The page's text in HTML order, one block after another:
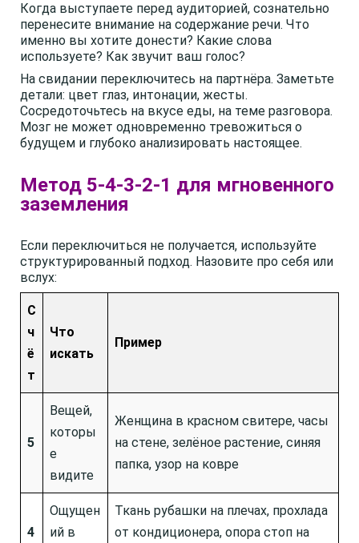
Когда выступаете перед аудиторией, сознательно
перенесите внимание на содержание речи. Что
именно вы хотите донести? Какие слова
используете? Как звучит ваш голос?
На свидании переключитесь на партнёра. Заметьте
детали: цвет глаз, интонации, жесты.
Сосредоточьтесь на вкусе еды, на теме разговора.
Мозг не может одновременно тревожиться о
будущем и глубоко анализировать настоящее.
Метод 5-4-3-2-1 для мгновенного
заземления
Если переключиться не получается, используйте
структурированный подход. Назовите про себя или
вслух:
С
ч
ё
т
Что
искать
Пример
5
Вещей,
которы
е
видите
Женщина в красном свитере, часы
на стене, зелёное растение, синяя
папка, узор на ковре
4
Ощущен
ий в
Ткань рубашки на плечах, прохлада
от кондиционера, опора стоп на